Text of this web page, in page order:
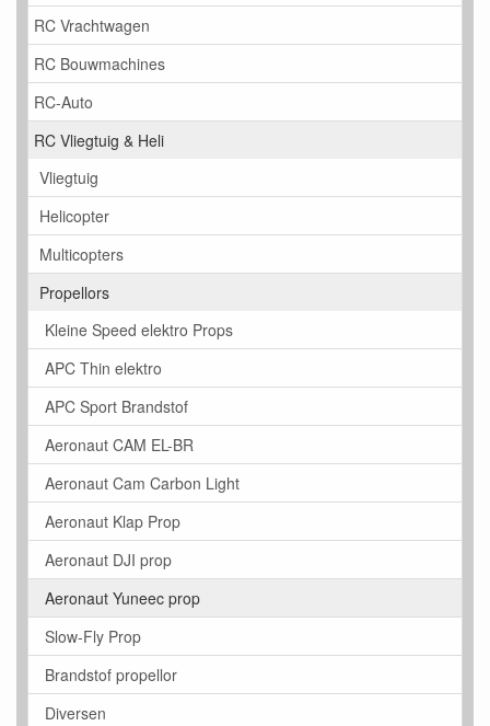
RC Vrachtwagen
RC Bouwmachines
RC-Auto
RC Vliegtuig & Heli
Vliegtuig
Helicopter
Multicopters
Propellors
Kleine Speed elektro Props
APC Thin elektro
APC Sport Brandstof
Aeronaut CAM EL-BR
Aeronaut Cam Carbon Light
Aeronaut Klap Prop
Aeronaut DJI prop
Aeronaut Yuneec prop
Slow-Fly Prop
Brandstof propellor
Diversen